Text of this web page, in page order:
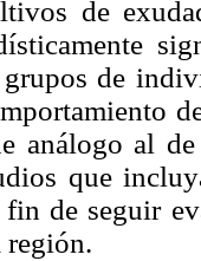
de
de
análogo al
que
fin de seguir
región.